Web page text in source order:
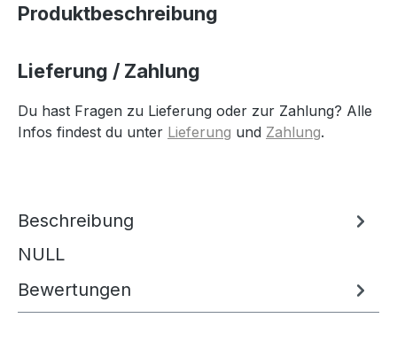
Produktbeschreibung
Lieferung / Zahlung
Du hast Fragen zu Lieferung oder zur Zahlung? Alle
Infos findest du unter Lieferung und Zahlung.
Beschreibung
NULL
Bewertungen